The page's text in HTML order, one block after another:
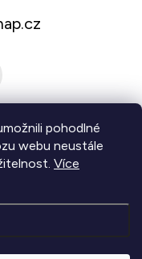
pohodlné
webu neustále
Více